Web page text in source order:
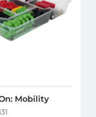
Mobility